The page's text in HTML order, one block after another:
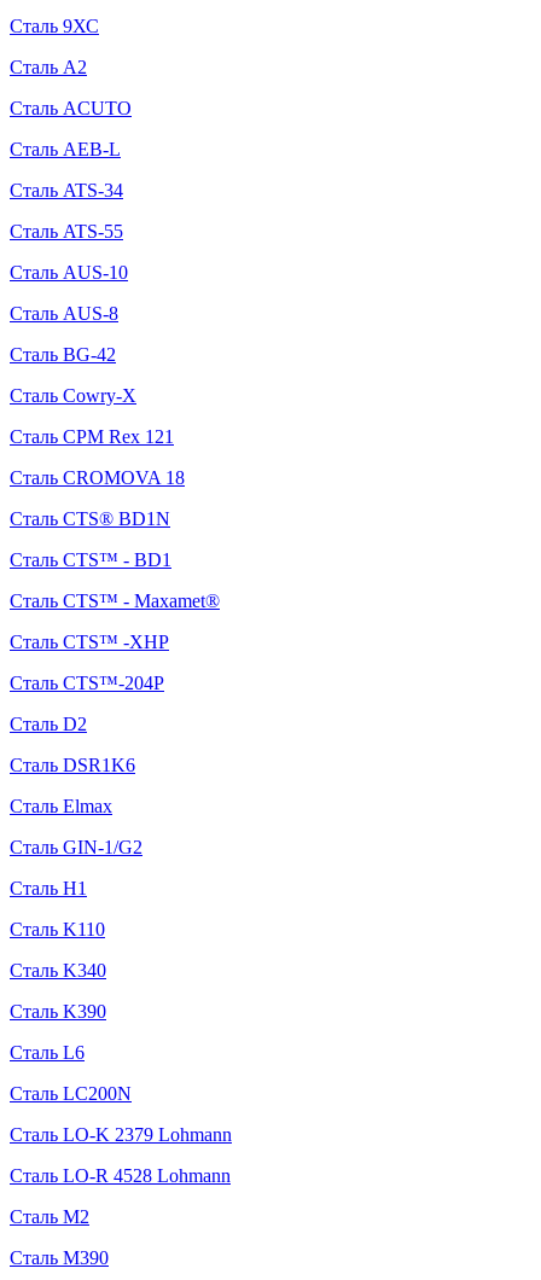
Сталь 9ХС
Сталь A2
Сталь ACUTO
Сталь AEB-L
Сталь ATS-34
Сталь ATS-55
Сталь AUS-10
Сталь AUS-8
Сталь BG-42
Сталь Cowry-X
Сталь CPM Rex 121
Сталь CROMOVA 18
Сталь CTS® BD1N
Сталь CTS™ - BD1
Сталь CTS™ - Maxamet®
Сталь CTS™ -XHP
Сталь CTS™-204P
Сталь D2
Сталь DSR1K6
Сталь Elmax
Сталь GIN-1/G2
Сталь H1
Сталь K110
Сталь K340
Сталь K390
Сталь L6
Сталь LC200N
Сталь LO-K 2379 Lohmann
Сталь LO-R 4528 Lohmann
Сталь M2
Сталь M390